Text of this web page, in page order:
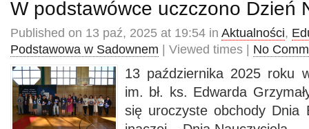
W podstawówce uczczono Dzień
Published on 13 paź, 2025 at 19:54 in Aktualności,
Podstawowa w Sadownem | Viewed times | No
13 października 2025 roku
im. bł. ks. Edwarda
się uroczyste obchody Dnia